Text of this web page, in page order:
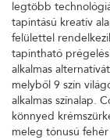
legtöbb
tapintású kreatív
felülettel
tapintható
alkalmas
melyből 9 szín
alkalmas színalap.
könnyed
meleg tónusú